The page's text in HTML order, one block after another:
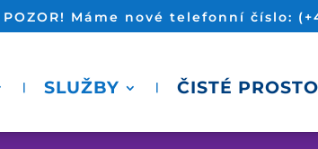
POZOR! Máme nové telefonní číslo:
SLUŽBY ČISTÉ